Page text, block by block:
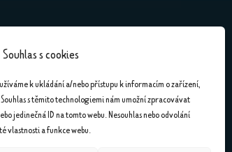
Souhlas s cookies
k ukládání a/nebo přístupu k informacím o zařízení,
s těmito technologiemi nám umožní zpracovávat
jedinečná ID na tomto webu. Nesouhlas nebo odvolání
vlastnosti a funkce webu.